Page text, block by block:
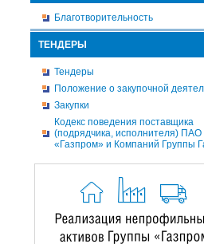
Благотворительность
ТЕНДЕРЫ
Тендеры
Положение о закупочной
Закупки
Кодекс поведения поставщика
(подрядчика, исполнителя) ПАО
«Газпром» и Компаний Группы